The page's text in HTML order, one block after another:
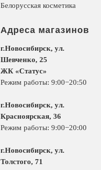
Белорусская косметика
Адреса магазинов
г.Новосибирск, ул.
Шевченко, 25
ЖК «Статус»
Режим работы: 9:00−20:50
г.Новосибирск, ул.
Красноярская, 36
Режим работы: 9:00−20:00
г.Новосибирск, ул.
Толстого, 71